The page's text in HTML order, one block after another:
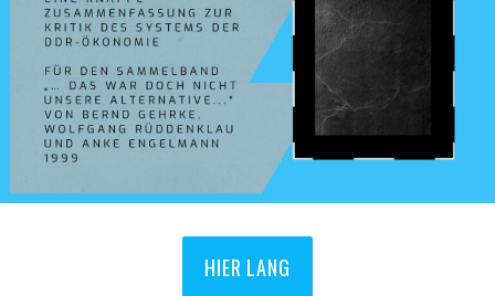
HIER LANG